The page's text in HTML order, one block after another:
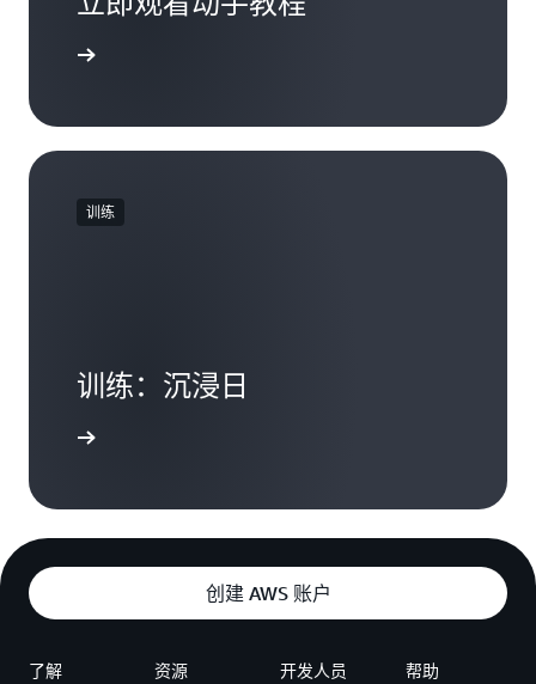
训练
训练：沉浸日
创建 AWS 账户
了解 资源 开发人员 帮助